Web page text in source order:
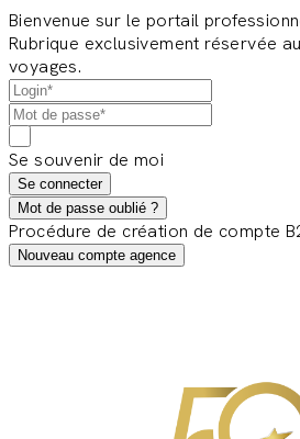
Bienvenue sur le portail
Rubrique exclusivement réservée
voyages.
Se souvenir de moi
Se connecter
Mot de passe oublié ?
Procédure de création de compte
Nouveau compte agence